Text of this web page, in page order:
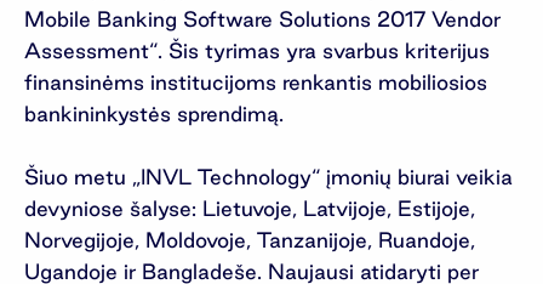
Mobile Banking Software Solutions 2017 Vendor
Assessment“. Šis tyrimas yra svarbus kriterijus
finansinėms institucijoms renkantis mobiliosios
bankininkystės sprendimą.
Šiuo metu „INVL Technology“ įmonių biurai veikia
devyniose šalyse: Lietuvoje, Latvijoje, Estijoje,
Norvegijoje, Moldovoje, Tanzanijoje, Ruandoje,
Ugandoje ir Bangladeše. Naujausi atidaryti per